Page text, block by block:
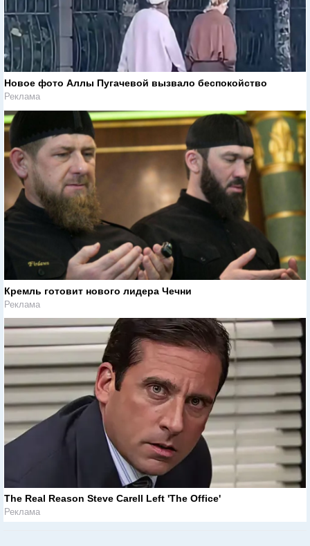
Новое фото Аллы Пугачевой вызвало беспокойство
Реклама
Кремль готовит нового лидера Чечни
Реклама
The Real Reason Steve Carell Left 'The Office'
Реклама